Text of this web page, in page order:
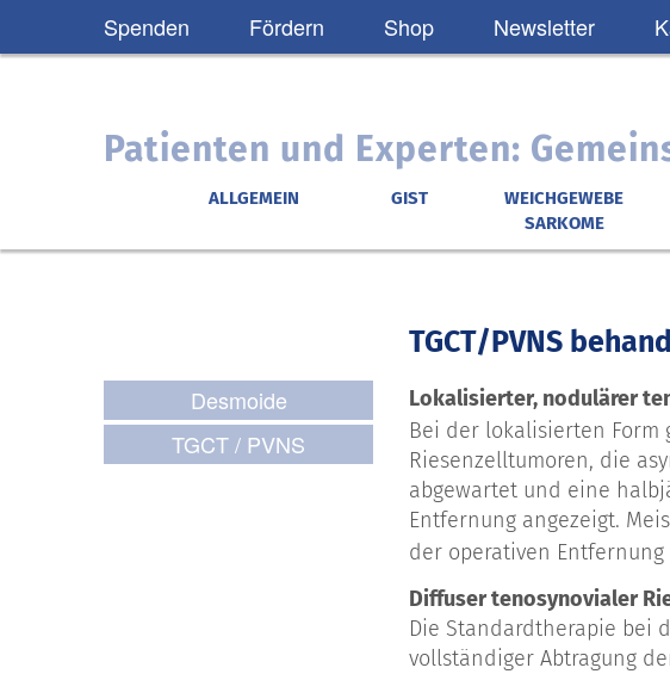
Spenden Fördern Shop Newsletter
Patienten und Experten:
ALLGEMEIN GIST
WEICHGEWEBE
SARKOME
Desmoide
TGCT / PVNS
TGCT/PVNS
Lokalisierter, nodulärer
Bei der lokalisierten Form
Riesenzelltumoren, die
abgewartet und eine
Entfernung angezeigt.
der operativen
Diffuser tenosynovialer
Die Standardtherapie bei
vollständiger Abtragung